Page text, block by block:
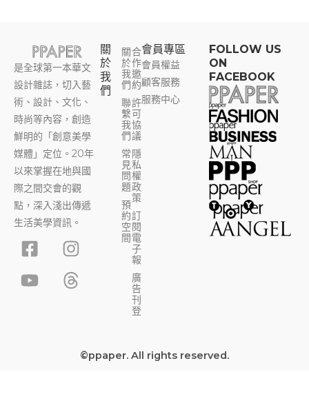
是全球第一本華文
設計雜誌，切入藝
術、設計、文化、
時尚等內容，創造
鮮明的「創意美學
媒體」定位。20年
以來掌握在地與國
際之間交會的觀
點，深入淺出傳遞
生活美學資訊。
F
a
c
I
n
s
t
Y
o
u
T
h
r
e
關
於
我
們
關
於
我
們
聯
繫
我
們
常
見
問
題
預
約
空
間
合
作
邀
約
許
可
協
議
隱
私
權
政
策
訂
閱
電
子
報
廣
告
刊
登
會員專區​
會員權益
顧客服務
服務中心
FOLLOW US
ON
FACEBOOK
©ppaper. All rights reserved.